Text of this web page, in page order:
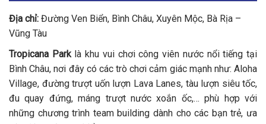
Địa chỉ: Đường Ven Biển, Bình Châu, Xuyên Mộc, Bà Rịa –
Vũng Tàu
Tropicana Parklà khu vui chơi công viên nước nổi tiếng tại
Bình Châu, nơi đây có các trò chơi cảm giác mạnh như: Aloha
Village, đường trượt uốn lượn Lava Lanes, tàu lượn siêu tốc,
đu quay đứng, máng trượt nước xoắn ốc,… phù hợp với
những chương trình team building dành cho các bạn trẻ, ưa